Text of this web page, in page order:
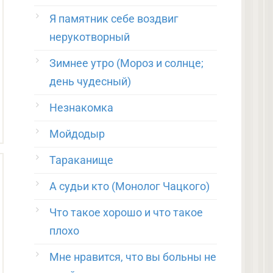
Я памятник себе воздвиг
нерукотворный
Зимнее утро (Мороз и солнце;
день чудесный)
Незнакомка
Мойдодыр
Тараканище
А судьи кто (Монолог Чацкого)
Что такое хорошо и что такое
плохо
Мне нравится, что вы больны не